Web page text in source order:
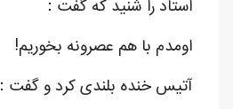
استاد را شنید که گفت：
اومدم با هم عصرونه بخوریم!
آتیس خنده بلندی کرد و گفت：